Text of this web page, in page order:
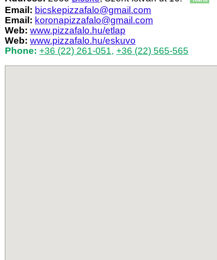
Email: bicskepizzafalo@gmail.com
Email: koronapizzafalo@gmail.com
Web: www.pizzafalo.hu/etlap
Web: www.pizzafalo.hu/eskuvo
Phone: +36 (22) 261-051, +36 (22) 565-565